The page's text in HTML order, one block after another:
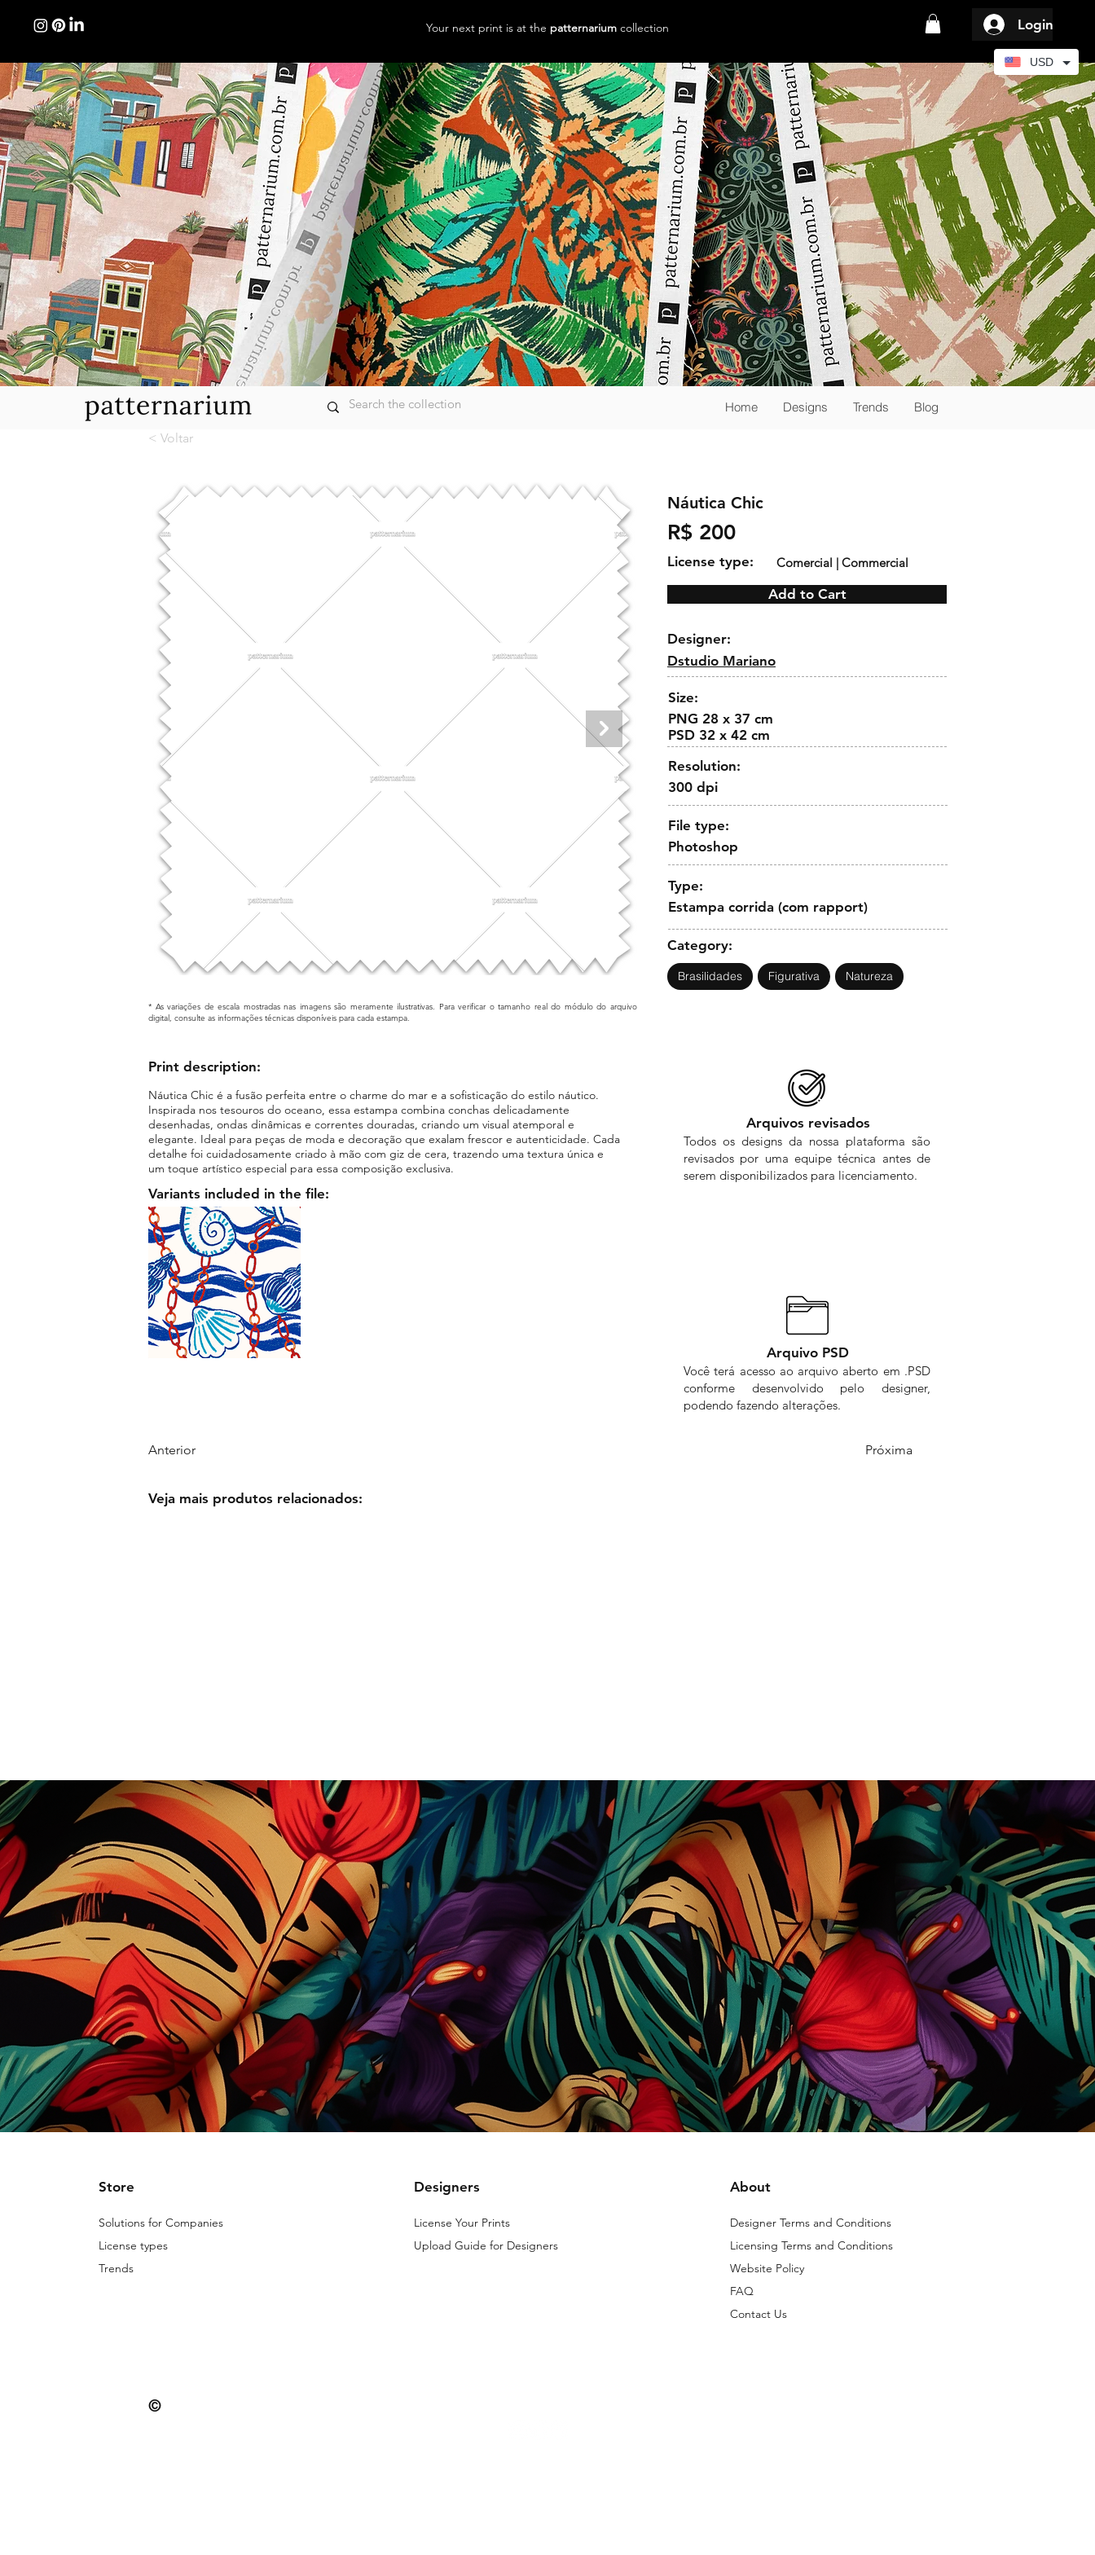
Your next print is at the patternariumcollection Login
Home Designs Trends
Blog
< Voltar
* As variações de escala mostradas nas imagens são meramente ilustrativas. Para verificar o tamanho real do módulo do arquivo
digital, consulte as informações técnicas disponíveis para cada estampa.
Náutica Chic
R$ 200
License type: Comercial | Commercial
Add to Cart
Designer:
Dstudio Mariano
Size:
PNG 28 x 37 cm
PSD 32 x 42 cm
Resolution:
300 dpi
File type:
Photoshop
Type:
Estampa corrida (com rapport)
Category:
Brasilidades Figurativa Natureza
Print description:
Náutica Chic é a fusão perfeita entre o charme do mar e a sofisticação do estilo náutico.
Inspirada nos tesouros do oceano, essa estampa combina conchas delicadamente
desenhadas, ondas dinâmicas e correntes douradas, criando um visual atemporal e
elegante. Ideal para peças de moda e decoração que exalam frescor e autenticidade. Cada
detalhe foi cuidadosamente criado à mão com giz de cera, trazendo uma textura única e
um toque artístico especial para essa composição exclusiva.
Variants included in the file:
Arquivos revisados
Todos os designs da nossa plataforma são
revisados por uma equipe técnica antes de
serem disponibilizados para licenciamento.
Arquivo PSD
Você terá acesso ao arquivo aberto em .PSD
conforme desenvolvido pelo designer,
podendo fazendo alterações.
Anterior Próxima
Veja mais produtos relacionados:
Store
Solutions for Companies
License types
Trends
Designers
License Your Prints
Upload Guide for Designers
About
Designer Terms and Conditions
Licensing Terms and Conditions
Website Policy
FAQ
Contact Us
©
USD